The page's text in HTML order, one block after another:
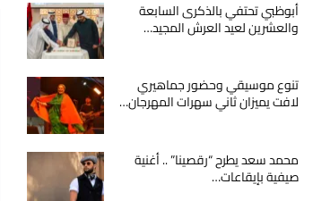
أبوظبي تحتفي بالذكرى السابعة
والعشرين لعيد العرش المجيد…
تنوع موسيقي وحضور جماهيري
لافت يميزان ثاني سهرات المهرجان…
محمد سعد يطرح “رقصينا” .. أغنية
صيفية بإيقاعات…